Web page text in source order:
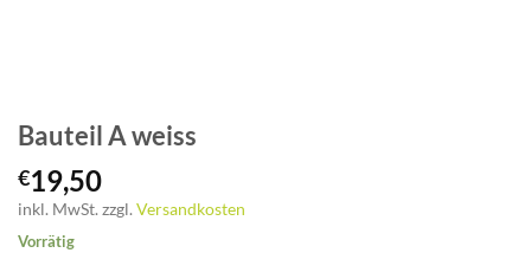
Bauteil A weiss
€19,50
inkl. MwSt. zzgl. Versandkosten
Vorrätig